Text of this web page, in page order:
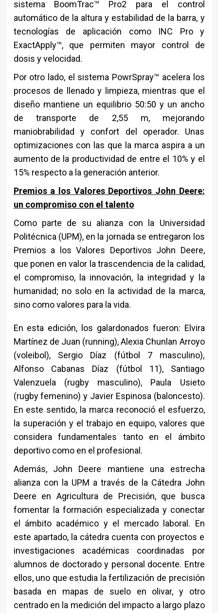
sistema BoomTrac™ Pro2 para el control
automático de la altura y estabilidad de la barra, y
tecnologías de aplicación como INC Pro y
ExactApply™, que permiten mayor control de
dosis y velocidad.
Por otro lado, el sistema PowrSpray™ acelera los
procesos de llenado y limpieza, mientras que el
diseño mantiene un equilibrio 50:50 y un ancho
de transporte de 2,55 m, mejorando
maniobrabilidad y confort del operador. Unas
optimizaciones con las que la marca aspira a un
aumento de la productividad de entre el 10% y el
15% respecto a la generación anterior.
Premios a los Valores Deportivos John Deere:
un compromiso con el talento
Como parte de su alianza con la Universidad
Politécnica (UPM), en la jornada se entregaron los
Premios a los Valores Deportivos John Deere,
que ponen en valor la trascendencia de la calidad,
el compromiso, la innovación, la integridad y la
humanidad; no solo en la actividad de la marca,
sino como valores para la vida.
En esta edición, los galardonados fueron: Elvira
Martínez de Juan (running), Alexia Chunlan Arroyo
(voleibol), Sergio Díaz (fútbol 7 masculino),
Alfonso Cabanas Díaz (fútbol 11), Santiago
Valenzuela (rugby masculino), Paula Usieto
(rugby femenino) y Javier Espinosa (baloncesto).
En este sentido, la marca reconoció el esfuerzo,
la superación y el trabajo en equipo, valores que
considera fundamentales tanto en el ámbito
deportivo como en el profesional.
Además, John Deere mantiene una estrecha
alianza con la UPM a través de la Cátedra John
Deere en Agricultura de Precisión, que busca
fomentar la formación especializada y conectar
el ámbito académico y el mercado laboral. En
este apartado, la cátedra cuenta con proyectos e
investigaciones académicas coordinadas por
alumnos de doctorado y personal docente. Entre
ellos, uno que estudia la fertilización de precisión
basada en mapas de suelo en olivar, y otro
centrado en la medición del impacto a largo plazo